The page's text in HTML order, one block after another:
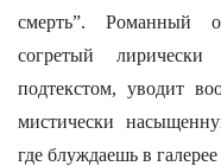
смерть”. Романный
согретый лирически
подтекстом, уводит
мистически
где блуждаешь в